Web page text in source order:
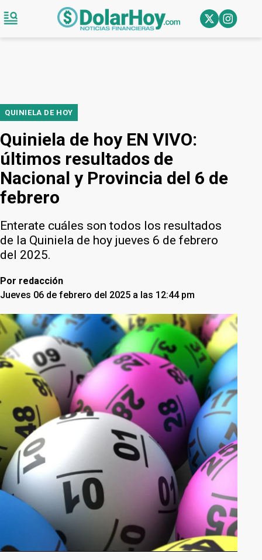
QUINIELA DE HOY
Quiniela de hoy EN VIVO:
últimos resultados de
Nacional y Provincia del 6 de
febrero
Enterate cuáles son todos los resultados
de la Quiniela de hoy jueves 6 de febrero
del 2025.
Por redacción
Jueves 06 de febrero del 2025 a las 12:44 pm